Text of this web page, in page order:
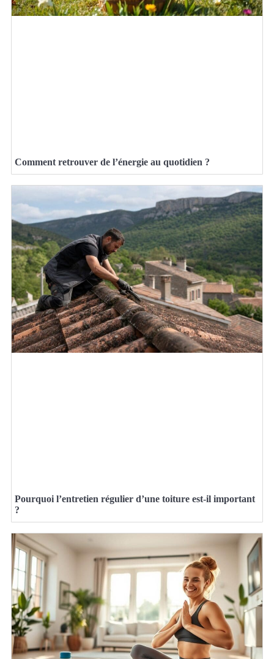
Comment retrouver de l’énergie au quotidien ?
Pourquoi l’entretien régulier d’une toiture est-il important
?